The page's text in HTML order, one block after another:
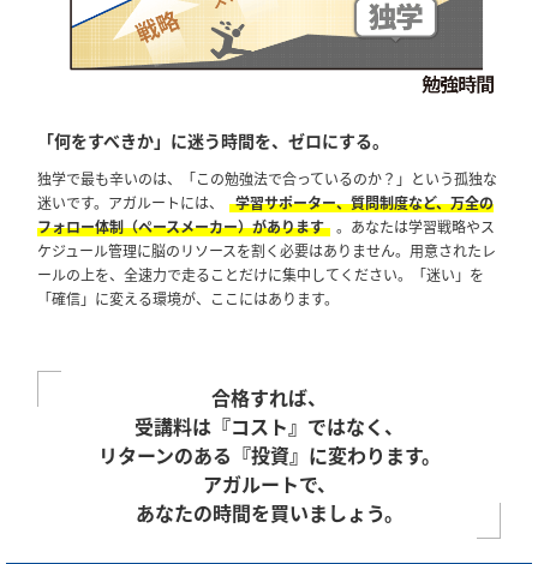
「何をすべきか」に迷う時間を、ゼロにする。
独学で最も辛いのは、「この勉強法で合っているのか？」という孤独な
迷いです。アガルートには、
学習サポーター、質問制度など、万全の
フォロー体制（ペースメーカー）があります 。あなたは学習戦略やス
ケジュール管理に脳のリソースを割く必要はありません。用意されたレ
ールの上を、全速力で走ることだけに集中してください。「迷い」を
「確信」に変える環境が、ここにはあります。
合格すれば、
受講料は『コスト』ではなく、
リターンのある『投資』に変わります。
アガルートで、
あなたの時間を買いましょう。